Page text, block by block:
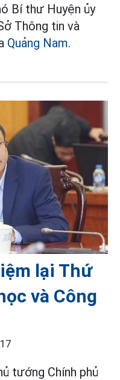
Bí thư Huyện ủy
Thông tin và
Quảng Nam.
lại Thứ
và Công
tướng Chính phủ